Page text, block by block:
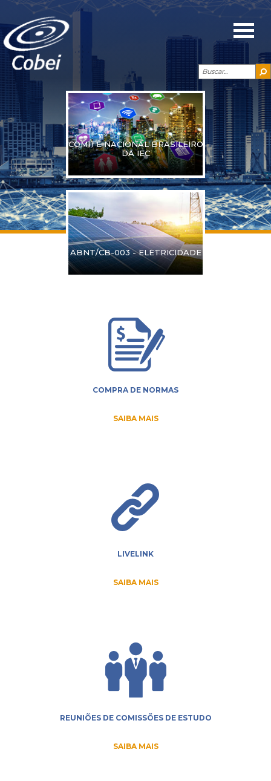
COMITÊ NACIONAL BRASILEIRO
DA IEC
ABNT/CB-003 - ELETRICIDADE
COMPRA DE NORMAS
SAIBA MAIS
LIVELINK
SAIBA MAIS
REUNIÕES DE COMISSÕES DE ESTUDO
SAIBA MAIS